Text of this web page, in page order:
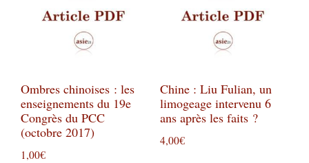
Ombres chinoises : les
enseignements du 19e
Congrès du PCC
(octobre 2017)
1,00€
Chine : Liu Fulian, un
limogeage intervenu 6
ans après les faits ?
4,00€